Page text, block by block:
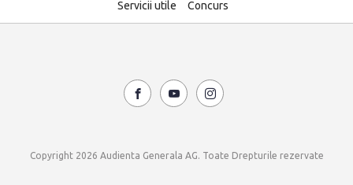
Servicii utile
Concurs
Copyright 2026 Audienta Generala AG. Toate Drepturile rezervate